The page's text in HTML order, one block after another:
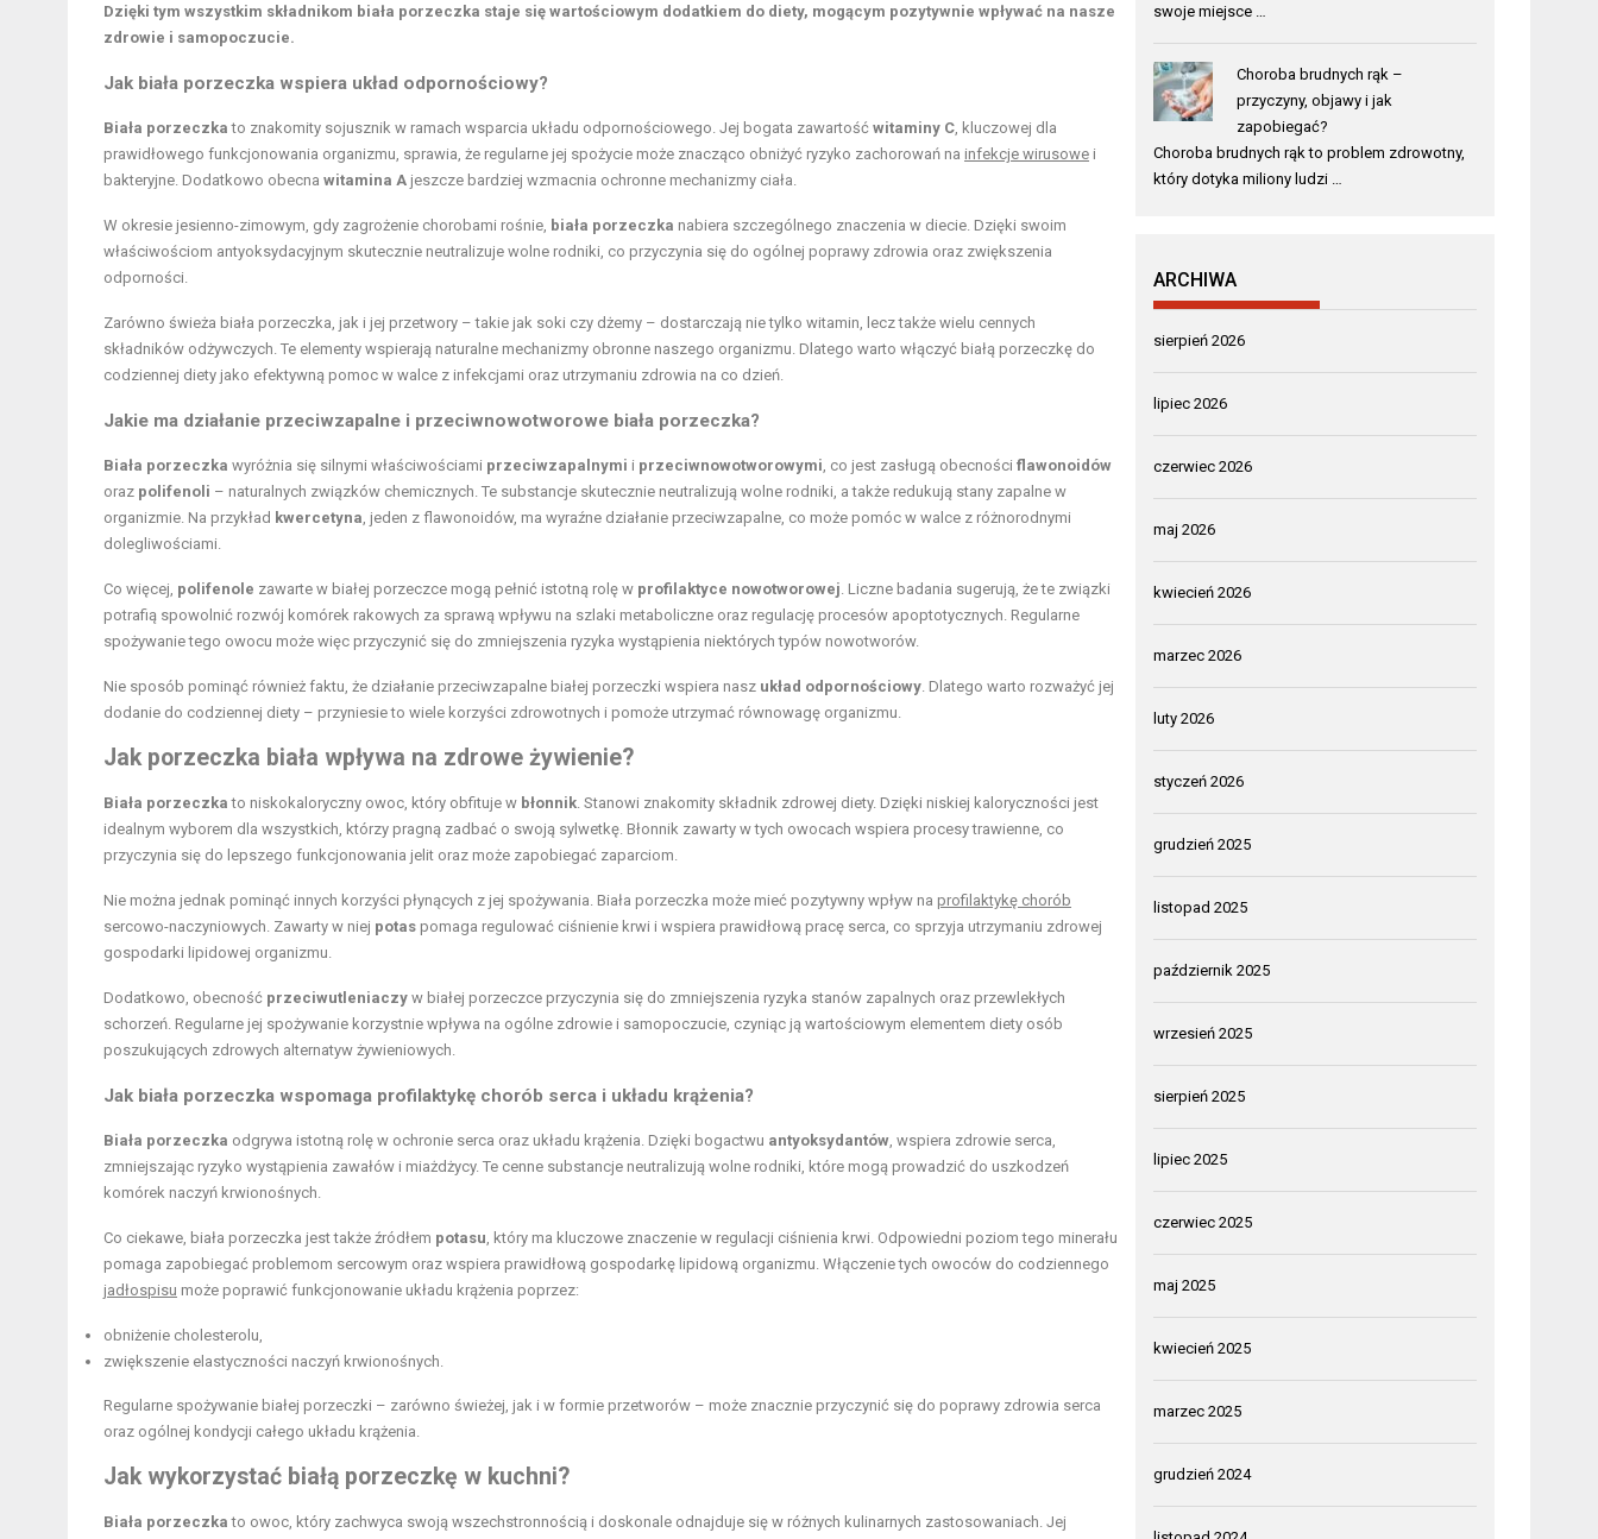
Dzięki tym wszystkim składnikom biała porzeczka staje się wartościowym dodatkiem do diety, mogącym pozytywnie wpływać na nasze
zdrowie i samopoczucie.
Jak biała porzeczka wspiera układ odpornościowy?
Biała porzeczka to znakomity sojusznik w ramach wsparcia układu odpornościowego. Jej bogata zawartość witaminy C , kluczowej dla
prawidłowego funkcjonowania organizmu, sprawia, że regularne jej spożycie może znacząco obniżyć ryzyko zachorowań na infekcje wirusowe i
bakteryjne. Dodatkowo obecna witamina A jeszcze bardziej wzmacnia ochronne mechanizmy ciała.
W okresie jesienno-zimowym, gdy zagrożenie chorobami rośnie, biała porzeczka nabiera szczególnego znaczenia w diecie. Dzięki swoim
właściwościom antyoksydacyjnym skutecznie neutralizuje wolne rodniki, co przyczynia się do ogólnej poprawy zdrowia oraz zwiększenia
odporności.
Zarówno świeża biała porzeczka, jak i jej przetwory – takie jak soki czy dżemy – dostarczają nie tylko witamin, lecz także wielu cennych
składników odżywczych. Te elementy wspierają naturalne mechanizmy obronne naszego organizmu. Dlatego warto włączyć białą porzeczkę do
codziennej diety jako efektywną pomoc w walce z infekcjami oraz utrzymaniu zdrowia na co dzień.
Jakie ma działanie przeciwzapalne i przeciwnowotworowe biała porzeczka?
Biała porzeczka wyróżnia się silnymi właściwościami przeciwzapalnymi i przeciwnowotworowymi , co jest zasługą obecności flawonoidów
oraz polifenoli – naturalnych związków chemicznych. Te substancje skutecznie neutralizują wolne rodniki, a także redukują stany zapalne w
organizmie. Na przykład kwercetyna , jeden z flawonoidów, ma wyraźne działanie przeciwzapalne, co może pomóc w walce z różnorodnymi
dolegliwościami.
Co więcej, polifenole zawarte w białej porzeczce mogą pełnić istotną rolę w profilaktyce nowotworowej . Liczne badania sugerują, że te związki
potrafią spowolnić rozwój komórek rakowych za sprawą wpływu na szlaki metaboliczne oraz regulację procesów apoptotycznych. Regularne
spożywanie tego owocu może więc przyczynić się do zmniejszenia ryzyka wystąpienia niektórych typów nowotworów.
Nie sposób pominąć również faktu, że działanie przeciwzapalne białej porzeczki wspiera nasz układ odpornościowy . Dlatego warto rozważyć jej
dodanie do codziennej diety – przyniesie to wiele korzyści zdrowotnych i pomoże utrzymać równowagę organizmu.
Jak porzeczka biała wpływa na zdrowe żywienie?
Biała porzeczka to niskokaloryczny owoc, który obfituje w błonnik . Stanowi znakomity składnik zdrowej diety. Dzięki niskiej kaloryczności jest
idealnym wyborem dla wszystkich, którzy pragną zadbać o swoją sylwetkę. Błonnik zawarty w tych owocach wspiera procesy trawienne, co
przyczynia się do lepszego funkcjonowania jelit oraz może zapobiegać zaparciom.
Nie można jednak pominąć innych korzyści płynących z jej spożywania. Biała porzeczka może mieć pozytywny wpływ na profilaktykę chorób
sercowo-naczyniowych. Zawarty w niej potas pomaga regulować ciśnienie krwi i wspiera prawidłową pracę serca, co sprzyja utrzymaniu zdrowej
gospodarki lipidowej organizmu.
Dodatkowo, obecność przeciwutleniaczy w białej porzeczce przyczynia się do zmniejszenia ryzyka stanów zapalnych oraz przewlekłych
schorzeń. Regularne jej spożywanie korzystnie wpływa na ogólne zdrowie i samopoczucie, czyniąc ją wartościowym elementem diety osób
poszukujących zdrowych alternatyw żywieniowych.
Jak biała porzeczka wspomaga profilaktykę chorób serca i układu krążenia?
Biała porzeczka odgrywa istotną rolę w ochronie serca oraz układu krążenia. Dzięki bogactwu antyoksydantów , wspiera zdrowie serca,
zmniejszając ryzyko wystąpienia zawałów i miażdżycy. Te cenne substancje neutralizują wolne rodniki, które mogą prowadzić do uszkodzeń
komórek naczyń krwionośnych.
Co ciekawe, biała porzeczka jest także źródłem potasu , który ma kluczowe znaczenie w regulacji ciśnienia krwi. Odpowiedni poziom tego minerału
pomaga zapobiegać problemom sercowym oraz wspiera prawidłową gospodarkę lipidową organizmu. Włączenie tych owoców do codziennego
jadłospisu może poprawić funkcjonowanie układu krążenia poprzez:
obniżenie cholesterolu,
zwiększenie elastyczności naczyń krwionośnych.
Regularne spożywanie białej porzeczki – zarówno świeżej, jak i w formie przetworów – może znacznie przyczynić się do poprawy zdrowia serca
oraz ogólnej kondycji całego układu krążenia.
Jak wykorzystać białą porzeczkę w kuchni?
Biała porzeczka to owoc, który zachwyca swoją wszechstronnością i doskonale odnajduje się w różnych kulinarnych zastosowaniach. Jej
swoje miejsce …
Choroba brudnych rąk –
przyczyny, objawy i jak
zapobiegać?
Choroba brudnych rąk to problem zdrowotny,
który dotyka miliony ludzi …
ARCHIWA
sierpień 2026
lipiec 2026
czerwiec 2026
maj 2026
kwiecień 2026
marzec 2026
luty 2026
styczeń 2026
grudzień 2025
listopad 2025
październik 2025
wrzesień 2025
sierpień 2025
lipiec 2025
czerwiec 2025
maj 2025
kwiecień 2025
marzec 2025
grudzień 2024